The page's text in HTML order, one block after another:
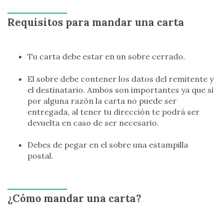
Requisitos para mandar una carta
Tu carta debe estar en un sobre cerrado.
El sobre debe contener los datos del remitente y
el destinatario. Ambos son importantes ya que si
por alguna razón la carta no puede ser
entregada, al tener tu dirección te podrá ser
devuelta en caso de ser necesario.
Debes de pegar en el sobre una estampilla
postal.
¿Cómo mandar una carta?